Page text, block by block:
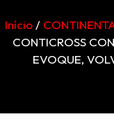
Início /
CONTICROSS
EVOQUE,